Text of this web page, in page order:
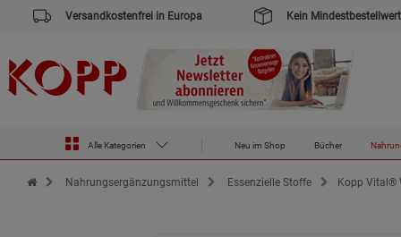
Versandkostenfrei in Europa Kein Mindestbestellwert
Alle Kategorien Neu im Shop Bücher
Zur Startseite des Kopp Verlag Online-Shop
Nahrungsergänzungsmittel Essenzielle Stoffe Kopp Vital®